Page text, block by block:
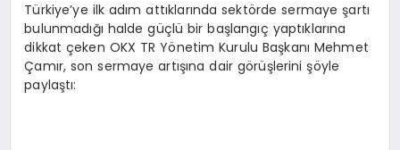
Türkiye’ye ilk adım attıklarında sektörde sermaye şartı
bulunmadığı halde güçlü bir başlangıç yaptıklarına
dikkat çeken OKX TR Yönetim Kurulu Başkanı Mehmet
Çamır, son sermaye artışına dair görüşlerini şöyle
paylaştı: